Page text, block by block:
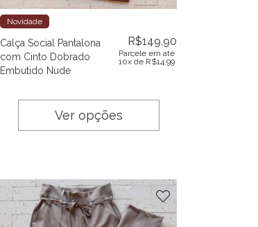
Novidade
Calça Social Pantalona
com Cinto Dobrado
Embutido Nude
R$149,90
Parcele em até
10x de R$14,99
Ver opções